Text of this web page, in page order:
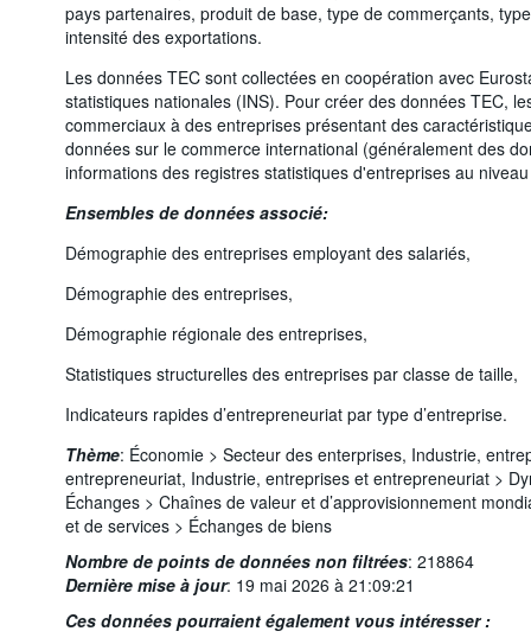
pays partenaires, produit de base, type de commerçants,
intensité des exportations.
Les données TEC sont collectées en coopération avec
statistiques nationales (INS). Pour créer des données TEC,
commerciaux à des entreprises présentant des
données sur le commerce international (généralement des
informations des registres statistiques d'entreprises au
Ensembles de données associé:
Démographie des entreprises employant des salariés,
Démographie des entreprises,
Démographie régionale des entreprises,
Statistiques structurelles des entreprises par classe de taille,
Indicateurs rapides d’entrepreneuriat par type d’entreprise.
Thème: Économie > Secteur des enterprises, Industrie,
entrepreneuriat, Industrie, entreprises et entrepreneuriat >
Échanges > Chaînes de valeur et d’approvisionnement
et de services > Échanges de biens
Nombre de points de données non filtrées: 218864
Dernière mise à jour: 19 mai 2026 à 21:09:21
Ces données pourraient également vous intéresser :